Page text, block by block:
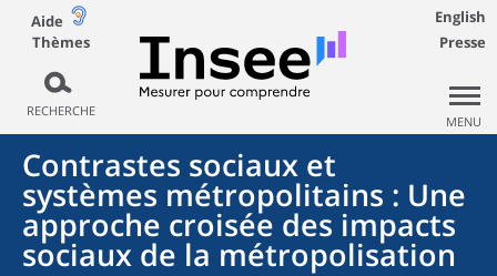
Aide
Thèmes
RECHERCHE
English
Presse
MENU
Contrastes sociaux et
systèmes métropolitains : Une
approche croisée des impacts
sociaux de la métropolisation